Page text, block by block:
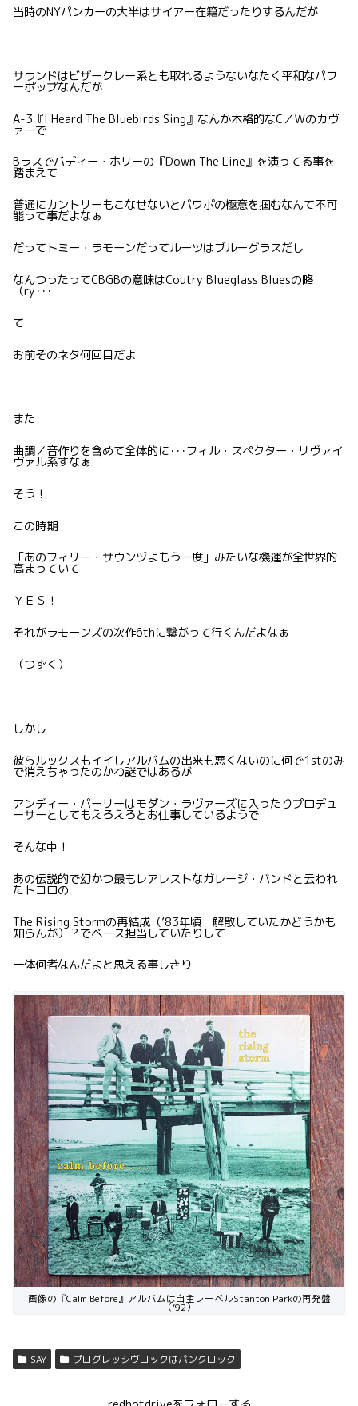
当時のNYパンカーの大半はサイアー在籍だったりするんだが
サウンドはビザークレー系とも取れるようないなたく平和なパワ
ーポップなんだが
A-3『I Heard The Bluebirds Sing』なんか本格的なC／Ｗのカヴ
ァーで
Bラスでバディー・ホリーの『Down The Line』を演ってる事を
踏まえて
普通にカントリーもこなせないとパワポの極意を掴むなんて不可
能って事だよなぁ
だってトミー・ラモーンだってルーツはブルーグラスだし
なんつったってCBGBの意味はCoutry Blueglass Bluesの略
（ry･･･
て
お前そのネタ何回目だよ
また
曲調／音作りを含めて全体的に･･･フィル・スペクター・リヴァイ
ヴァル系すなぁ
そう！
この時期
「あのフィリー・サウンヅよもう一度」みたいな機運が全世界的
高まっていて
ＹＥＳ！
それがラモーンズの次作6thに繋がって行くんだよなぁ
（つずく）
しかし
彼らルックスもイイしアルバムの出来も悪くないのに何で1stのみ
で消えちゃったのかわ謎ではあるが
アンディー・パーリーはモダン・ラヴァーズに入ったりプロデュ
ーサーとしてもえろえろとお仕事しているようで
そんな中！
あの伝説的で幻かつ最もレアレストなガレージ・バンドと云われ
たトコロの
The Rising Stormの再結成（’83年頃 解散していたかどうかも
知らんが）？でベース担当していたりして
一体何者なんだよと思える事しきり
画像の『Calm Before』アルバムは自主レーベルStanton Parkの再発盤
（’92）
SAY プログレッシヴロックはパンクロック